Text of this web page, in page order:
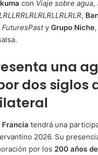
con Viaje sobre agua,
,
FuturesPasty Grupo Niche
una
dos siglos
Francia tendrá una
2026. Su
por los 200 años de